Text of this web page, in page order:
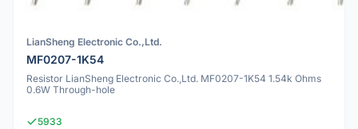
LianSheng Electronic Co.,Ltd.
MF0207-1K54
Resistor LianSheng Electronic Co.,Ltd. MF0207-1K54 1.54k Ohms
0.6W Through-hole
5933